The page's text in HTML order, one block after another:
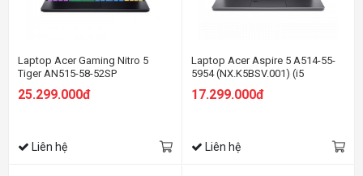
Laptop Acer Gaming Nitro 5
Tiger AN515-58-52SP
(NH.QFHSV.001) (i5 12500H/8GB
Ram/512GB SSD/RTX3050
25.299.000đ
Liên hệ
Laptop Acer Aspire 5 A514-55-
5954 (NX.K5BSV.001) (i5
1235U/8GB RAM/512GB
SSD/14.0 inch FHD/Win11/Xám)
17.299.000đ
Liên hệ